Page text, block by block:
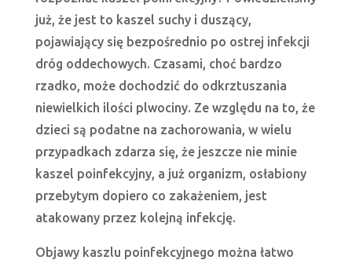
już, że jest to kaszel suchy i duszący,
pojawiający się bezpośrednio po ostrej infekcji
dróg oddechowych. Czasami, choć bardzo
rzadko, może dochodzić do odkrztuszania
niewielkich ilości plwociny. Ze względu na to, że
dzieci są podatne na zachorowania, w wielu
przypadkach zdarza się, że jeszcze nie minie
kaszel poinfekcyjny, a już organizm, osłabiony
przebytym dopiero co zakażeniem, jest
atakowany przez kolejną infekcję.
Objawy kaszlu poinfekcyjnego można łatwo